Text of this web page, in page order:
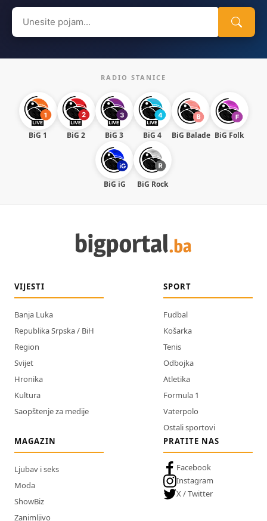
Search
for:
RADIO STANICE
BiG 1 BiG 2 BiG 3 BiG 4 BiG Balade BiG Folk
BiG iG BiG Rock
VIJESTI
Banja Luka
Republika Srpska / BiH
Region
Svijet
Hronika
Kultura
Saopštenje za medije
SPORT
Fudbal
Košarka
Tenis
Odbojka
Atletika
Formula 1
Vaterpolo
Ostali sportovi
MAGAZIN
Ljubav i seks
Moda
ShowBiz
Zanimljivo
PRATITE NAS
Facebook
Instagram
X / Twitter